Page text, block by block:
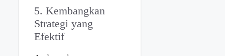
5. Kembangkan
Strategi yang
Efektif